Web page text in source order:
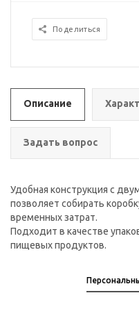
Поделиться
Описание
Задать вопрос
Удобная конструкция с
позволяет собирать
временных затрат.
Подходит в качестве
пищевых продуктов.